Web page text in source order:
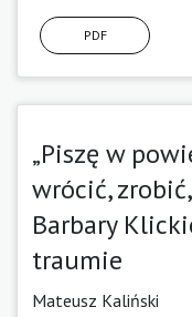
PDF
„Piszę w
wrócić,
Barbary
traumie
Mateusz Kaliński